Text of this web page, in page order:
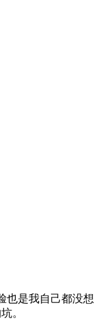
也是我自己都没想
。